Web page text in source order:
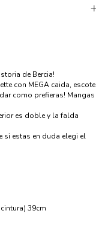
de Bercia!
con MEGA caida, escote
como prefieras! Mangas
es doble y la falda
estas en duda elegi el
39cm